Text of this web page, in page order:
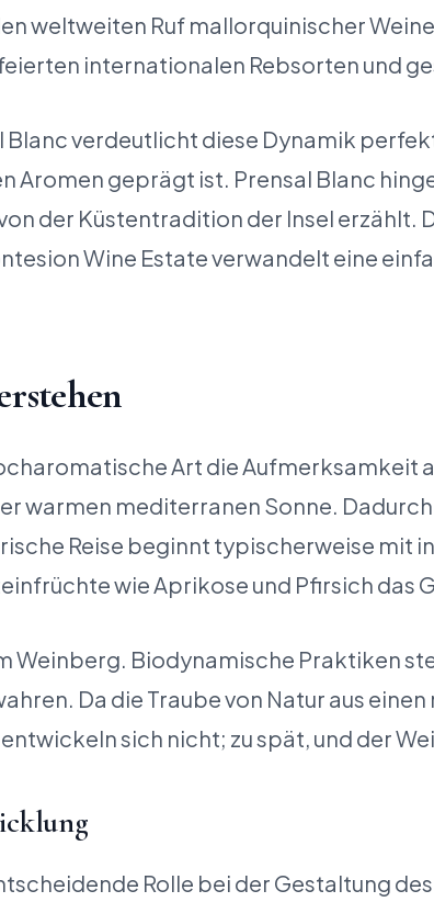
weltweiten Ruf mallorquinischer
internationalen Rebsorten und
Blanc verdeutlicht diese Dynamik
Aromen geprägt ist. Prensal Blanc
der Küstentradition der Insel erzählt.
Wine Estate verwandelt eine
Art die Aufmerksamkeit
warmen mediterranen Sonne.
Reise beginnt typischerweise mit
wie Aprikose und Pfirsich das
Biodynamische Praktiken
Da die Traube von Natur aus
sich nicht; zu spät, und der
Rolle bei der Gestaltung